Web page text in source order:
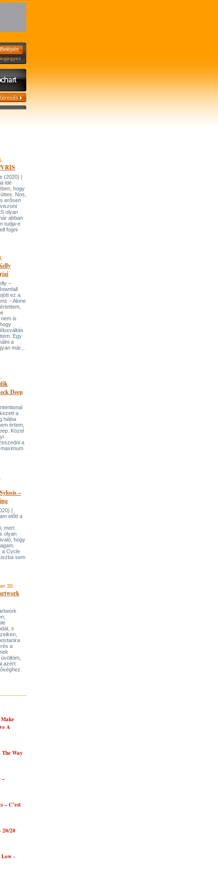
(2020) |
ide
hogy
Nos,
erősen
olyan
abban
tudja-e
fogni
–
ez a
– Alone
is
Egy
a
már...
Deep
a
hiába
értem,
Közel
a
–
|
előtt a
mert
olyan
hogy
a Cycle
sem
30.
s
a
azért
Make
A
Way
–
– C’est
20/20
Low -